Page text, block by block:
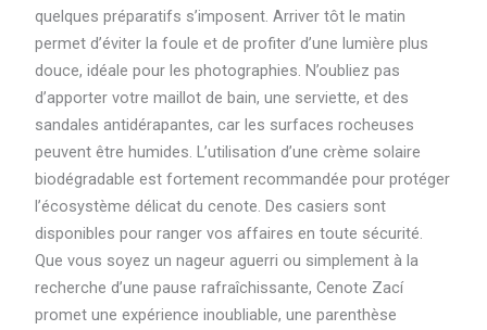
quelques préparatifs s’imposent. Arriver tôt le matin
permet d’éviter la foule et de profiter d’une lumière plus
douce, idéale pour les photographies. N’oubliez pas
d’apporter votre maillot de bain, une serviette, et des
sandales antidérapantes, car les surfaces rocheuses
peuvent être humides. L’utilisation d’une crème solaire
biodégradable est fortement recommandée pour protéger
l’écosystème délicat du cenote. Des casiers sont
disponibles pour ranger vos affaires en toute sécurité.
Que vous soyez un nageur aguerri ou simplement à la
recherche d’une pause rafraîchissante, Cenote Zací
promet une expérience inoubliable, une parenthèse